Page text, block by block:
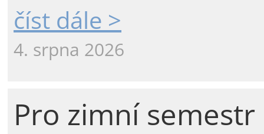
číst dále >
4. srpna 2026
Pro zimní semestr